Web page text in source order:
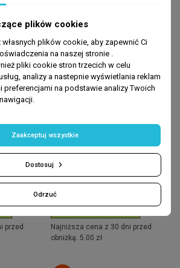
Mango
przed
Mydło w płynie do ciała.
Pomarańcza - 500 ml
4 zł 19,99 zł
DODAJ DO KOSZYKA
Najniższa cena z 30 dni przed
obniżką: 5.00 zł
plików cookies
własnych plików cookie, aby zapewnić Ci
na naszej stronie .
pliki cookie stron trzecich w celu
analizy a nastepnie wyświetlania reklam
preferencjami na podstawie analizy Twoich
Odrzuć
Dostosuj
Zaakceptuj wszystkie